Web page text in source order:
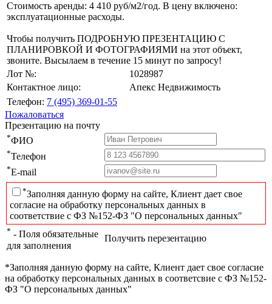
Стоимость аренды: 4 410 руб/м2/год. В цену включено:
эксплуатационные расходы.
Чтобы получить ПОДРОБНУЮ ПРЕЗЕНТАЦИЮ С
ПЛАНИРОВКОЙ И ФОТОГРАФИЯМИ на этот объект,
звоните. Высылаем в течение 15 минут по запросу!
Лот №:
1028987
Контактное лицо:
Апекс Недвижимость
Телефон: 7 (495) 369-01-55
Пожаловаться
Презентацию на почту
*ФИО
*Телефон
*E-mail
*Заполняя данную форму на сайте, Клиент дает свое
согласие на обработку персональных данных в
соответствие с ФЗ №152-ФЗ "О персональных данных"
* - Поля обязательные
для заполнения
Получить перезентацию
*Заполняя данную форму на сайте, Клиент дает свое согласие
на обработку персональных данных в соответсвие с ФЗ №152-
ФЗ "О персональных данных"